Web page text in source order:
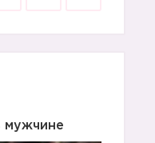
мужчине